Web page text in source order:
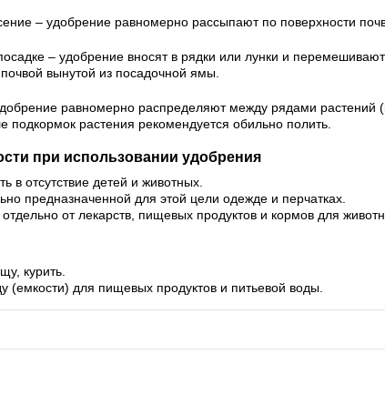
– удобрение равномерно рассыпают по поверхности
– удобрение вносят в рядки или лунки и
вынутой из посадочной ямы.
равномерно распределяют между рядами
подкормок растения рекомендуется обильно полить.
при использовании удобрения
в отсутствие детей и животных.
предназначенной для этой цели одежде и перчатках.
от лекарств, пищевых продуктов и кормов для
курить.
(емкости) для пищевых продуктов и питьевой воды.